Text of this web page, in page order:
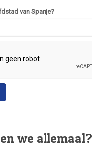
van Spanje?
we allemaal?